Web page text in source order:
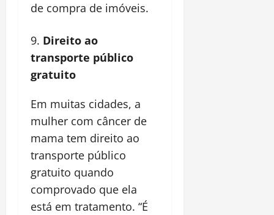
de compra de imóveis.
Direito ao
transporte público
gratuito
Em muitas cidades, a
mulher com câncer de
mama tem direito ao
transporte público
gratuito quando
comprovado que ela
está em tratamento. “É